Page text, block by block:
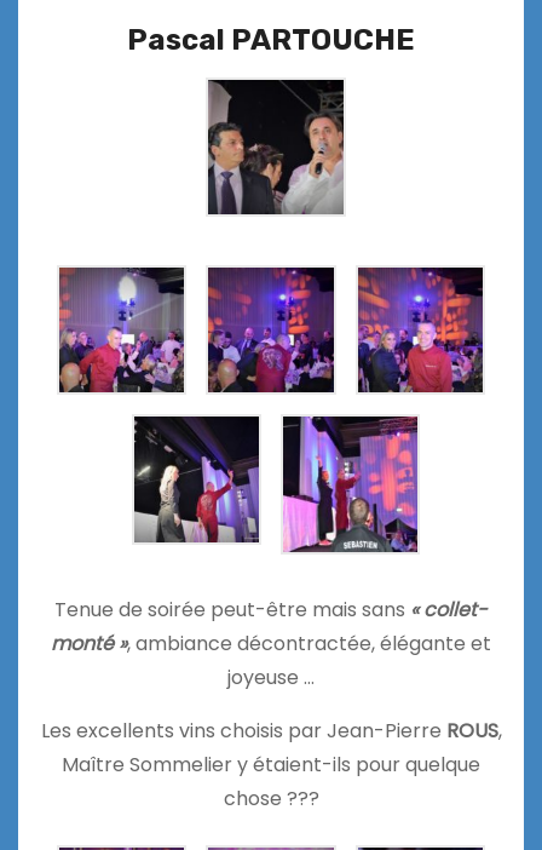
Pascal PARTOUCHE
Tenue de soirée peut-être mais sans « collet-
monté », ambiance décontractée, élégante et
joyeuse …
Les excellents vins choisis par Jean-Pierre ROUS,
Maître Sommelier y étaient-ils pour quelque
chose ???